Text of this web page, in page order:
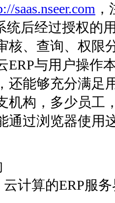
saas.nseer.com
统后经过授权的
核、查询、权限
ERP与用户操作
还能够充分满足
机构，多少员工
通过浏览器使用
云计算的ERP服